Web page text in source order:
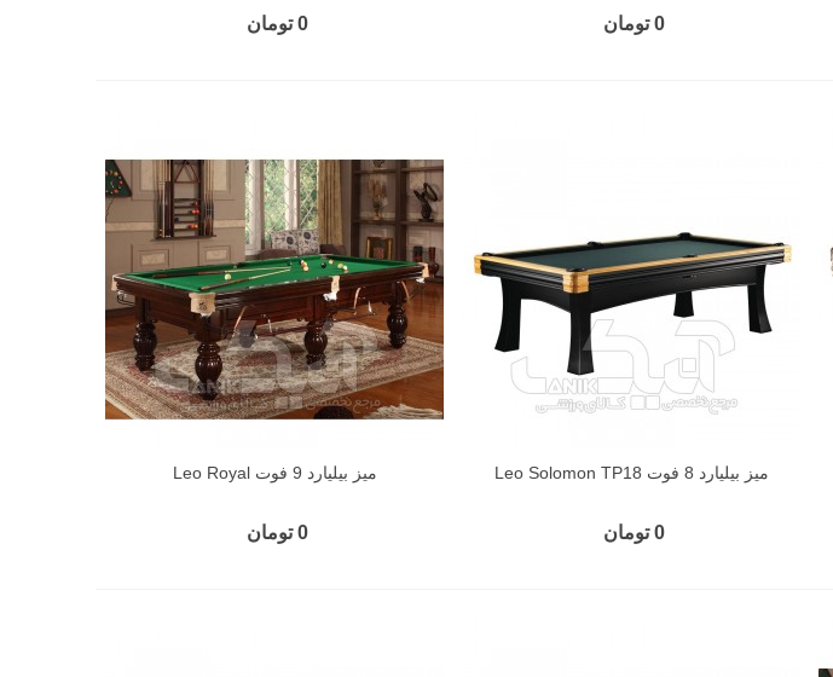
0 تومان 0 تومان
میز بیلیارد 8 فوت Leo Solomon TP18
0 تومان
میز بیلیارد 9 فوت Leo Royal
0 تومان